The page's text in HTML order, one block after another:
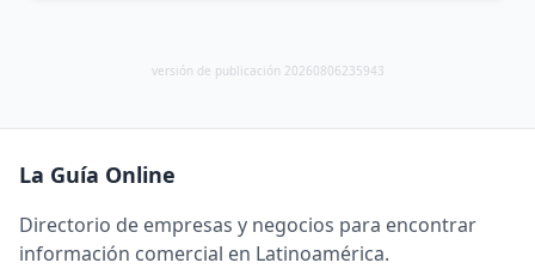
versión de publicación 20260806235943
La Guía Online
Directorio de empresas y negocios para encontrar
información comercial en Latinoamérica.